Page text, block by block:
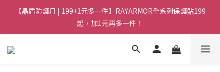
【晶盾防護月 | 199+1元多一件】RAYARMOR全系列保護貼199
起，加1元再多一件！